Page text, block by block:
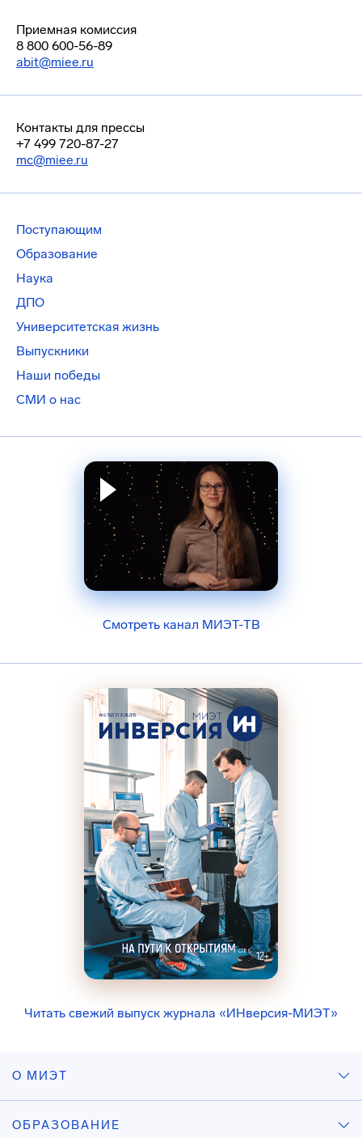
Приемная комиссия
8 800 600-56-89
abit@miee.ru
Контакты для прессы
+7 499 720-87-27
mc@miee.ru
Поступающим
Образование
Наука
ДПО
Университетская жизнь
Выпускники
Наши победы
СМИ о нас
Смотреть канал МИЭТ-ТВ
Читать свежий выпуск журнала «ИНверсия-МИЭТ»
О МИЭТ
ОБРАЗОВАНИЕ